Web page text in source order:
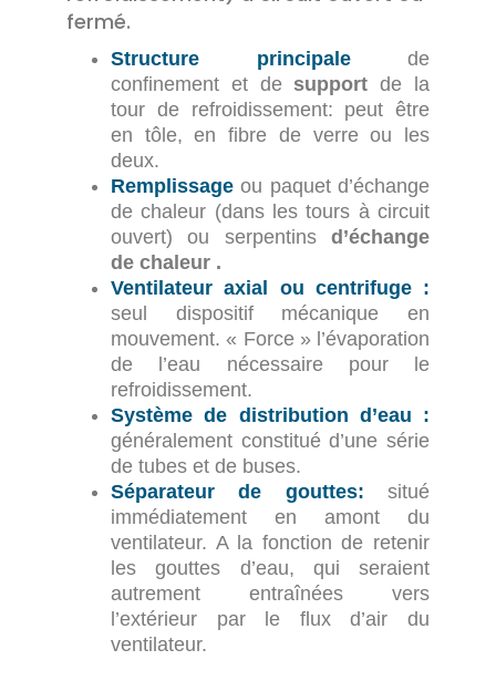
fermé.
Structure principale de
confinement et de supportde la
tour de refroidissement: peut être
en tôle, en fibre de verre ou les
deux.
Remplissageou paquet d’échange
de chaleur (dans les tours à circuit
ouvert) ou serpentins d’échange
de chaleur .
Ventilateur axial ou centrifuge :
seul dispositif mécanique en
mouvement. « Force » l’évaporation
de l’eau nécessaire pour le
refroidissement.
Système de distribution d’eau :
généralement constitué d’une série
de tubes et de buses.
Séparateur de gouttes: situé
immédiatement en amont du
ventilateur. A la fonction de retenir
les gouttes d’eau, qui seraient
autrement entraînées vers
l’extérieur par le flux d’air du
ventilateur.